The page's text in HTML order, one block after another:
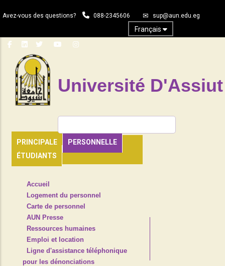
au
principal
Avez-vous des questions? 088-2345606 sup@aun.edu.eg
Français
Université D'Assiut
PRINCIPALE
PERSONNELLE
ÉTUDIANTS
HEADER
NAVIGATION
Accueil
Logement du personnel
Carte de personnel
AUN Presse
Ressources humaines
Emploi et location
Ligne d'assistance téléphonique
pour les dénonciations